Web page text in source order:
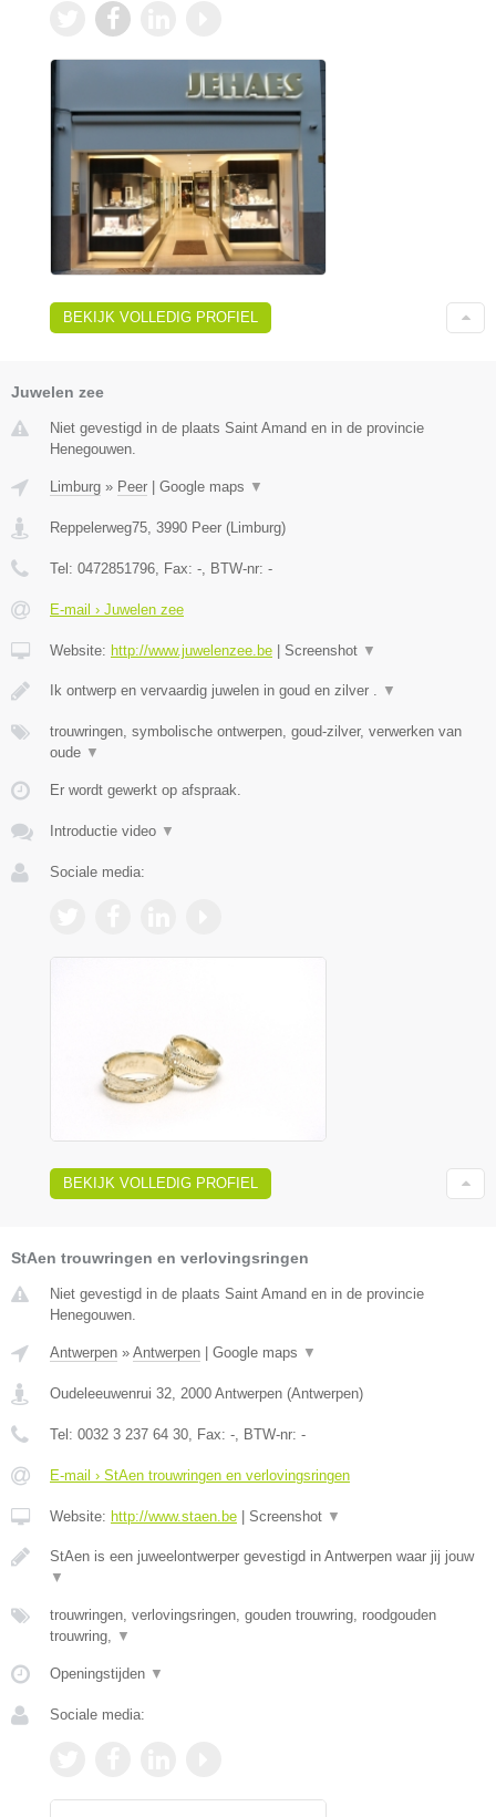
BEKIJK VOLLEDIG PROFIEL
Juwelen zee
Niet gevestigd in de plaats Saint Amand en in de provincie
Henegouwen.
Limburg » Peer Google maps ▼
Reppelerweg75 3990 Peer ( Limburg)
Tel: 0472851796 , Fax: - , BTW-nr: -
E-mail › Juwelen zee
Website: http://www.juwelenzee.be Screenshot ▼
Ik ontwerp en vervaardig juwelen in goud en zilver . ▼
trouwringen, symbolische ontwerpen, goud-zilver, verwerken van
oude ▼
Er wordt gewerkt op afspraak.
Introductie video ▼
Sociale media:
BEKIJK VOLLEDIG PROFIEL
StAen trouwringen en verlovingsringen
Niet gevestigd in de plaats Saint Amand en in de provincie
Henegouwen.
Antwerpen » Antwerpen | Google maps ▼
Oudeleeuwenrui 32 2000 Antwerpen (Antwerpen)
Tel: 0032 3 237 64 30 , Fax: - , BTW-nr: -
E-mail › StAen trouwringen en verlovingsringen
Website: http://www.staen.be | Screenshot ▼
StAen is een juweelontwerper gevestigd in Antwerpen waar jij jouw
▼
trouwringen, verlovingsringen, gouden trouwring, roodgouden
trouwring,
▼
Openingstijden ▼
Sociale media: